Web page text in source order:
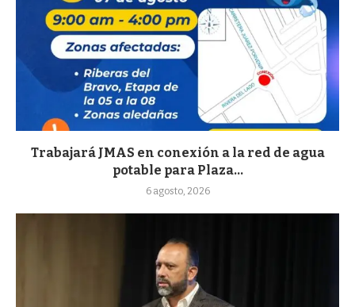
Trabajará JMAS en conexión a la red de agua
potable para Plaza...
6 agosto, 2026